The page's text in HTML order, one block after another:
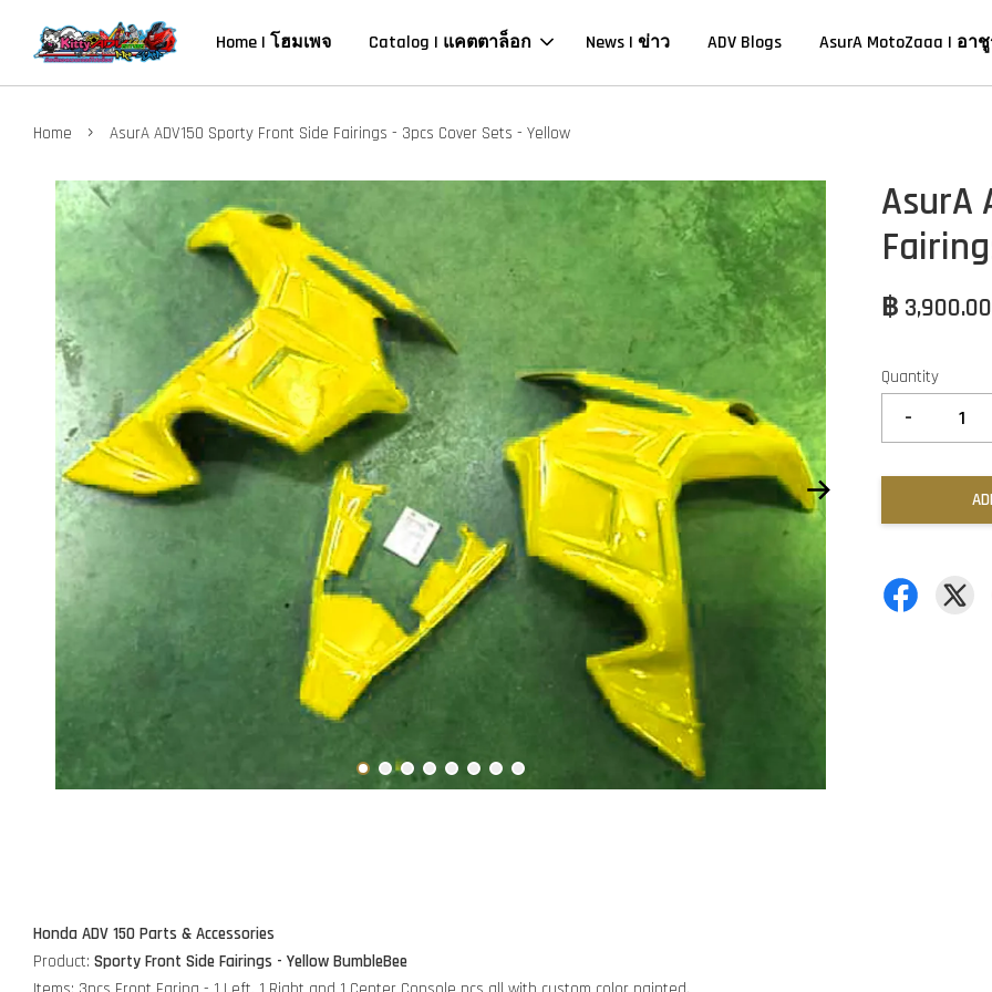
Home | โฮมเพจ Catalog | แคตตาล็อก News | ข่าว ADV Blogs AsurA MotoZaaa | อา
Home › AsurA ADV150 Sporty Front Side Fairings - 3pcs Cover Sets - Yellow
AsurA
฿
Quantity
-
Honda ADV 150 Parts & Accessories
Product: Sporty Front Side Fairings - Yellow BumbleBee